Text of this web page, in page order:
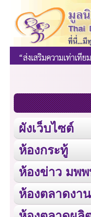
ผังเว็บไซต์
ห้องกระทู้
ห้องข่าว มพ
ห้องตลาดงา